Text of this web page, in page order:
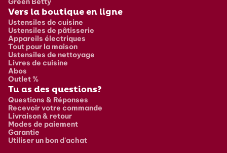
Vers la boutique en ligne
Ustensiles de cuisine
Ustensiles de pâtisserie
Appareils électriques
Tout pour la maison
Ustensiles de nettoyage
Livres de cuisine
Abos
Outlet %
Tu as des questions?
Questions & Réponses
Recevoir votre commande
Livraison & retour
Modes de paiement
Garantie
Utiliser un bon d'achat